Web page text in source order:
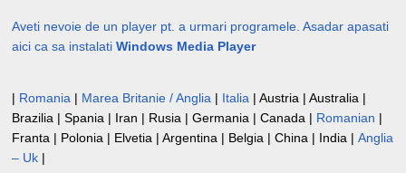
Aveti nevoie de un player pt. a urmari programele. Asadar apasati
aici ca sa instalati Windows Media Player
| Romania | Marea Britanie / Anglia | Italia | Austria | Australia |
Brazilia | Spania | Iran | Rusia | Germania | Canada | Romanian |
Franta | Polonia | Elvetia | Argentina | Belgia | China | India | Anglia
– Uk |